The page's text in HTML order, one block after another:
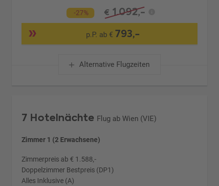
-27% € 1.092,-
p.P. ab € 793,-
Alternative Flugzeiten
7 Hotelnächte Flug ab Wien (VIE)
Zimmer 1 (2 Erwachsene)
Zimmerpreis ab € 1.588,-
Doppelzimmer Bestpreis (DP1)
Alles Inklusive (A)